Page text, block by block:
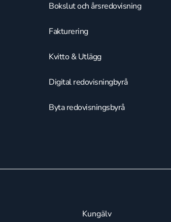
Bokslut och årsredovisning
Fakturering
Kvitto & Utlägg
Digital redovisningbyrå
Byta redovisningsbyrå
Kungälv